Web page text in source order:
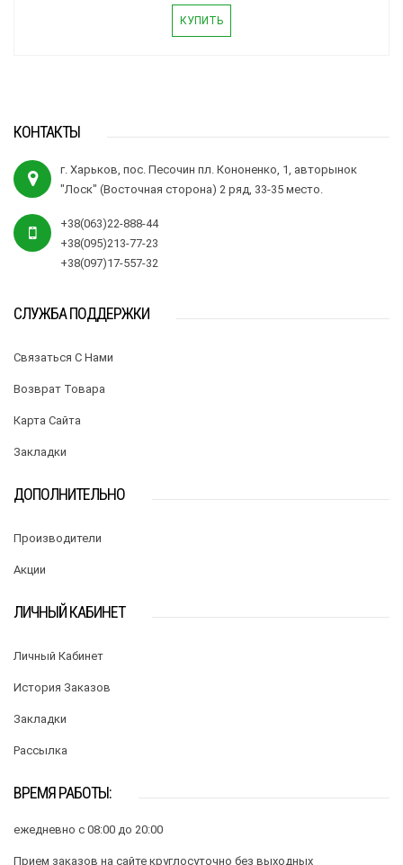
КУПИТЬ
КОНТАКТЫ
г. Харьков, пос. Песочин пл. Кононенко, 1, авторынок
"Лоск" (Восточная сторона) 2 ряд, 33-35 место.
+38(063)22-888-44
+38(095)213-77-23
+38(097)17-557-32
СЛУЖБА ПОДДЕРЖКИ
Связаться С Нами
Возврат Товара
Карта Сайта
Закладки
ДОПОЛНИТЕЛЬНО
Производители
Акции
ЛИЧНЫЙ КАБИНЕТ
Личный Кабинет
История Заказов
Закладки
Рассылка
ВРЕМЯ РАБОТЫ:
ежедневно с 08:00 до 20:00
Прием заказов на сайте круглосуточно без выходных